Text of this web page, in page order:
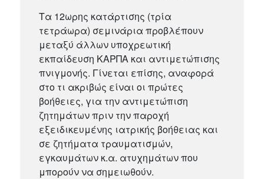
Τα 12ωρης κατάρτισης (τρία
τετράωρα) σεμινάρια προβλέπουν
μεταξύ άλλων υποχρεωτική
εκπαίδευση ΚΑΡΠΑ και αντιμετώπισης
πνιγμονής. Γίνεται επίσης, αναφορά
στο τι ακριβώς είναι οι πρώτες
βοήθειες, για την αντιμετώπιση
ζητημάτων πριν την παροχή
εξειδικευμένης ιατρικής βοήθειας και
σε ζητήματα τραυματισμών,
εγκαυμάτων κ.α. ατυχημάτων που
μπορούν να σημειωθούν.